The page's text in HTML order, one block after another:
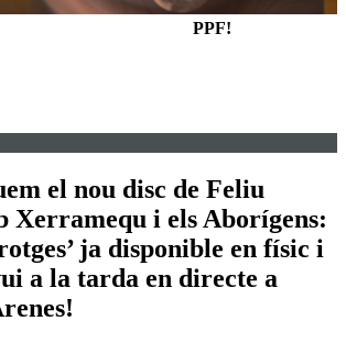
PPF!
el nou disc de Feliu
Xerramequ i els Aborígens:
ja disponible en físic i
a la tarda en directe a